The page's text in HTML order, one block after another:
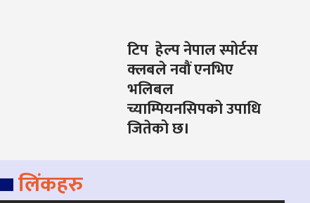
टिप हेल्प नेपाल स्पोर्टस
क्लबले नवौं एनभिए
भलिबल
च्याम्पियनसिपको उपाधि
जितेको छ।
लिंकहरु